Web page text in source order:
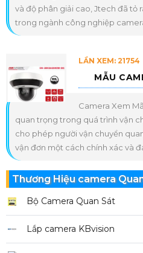
và độ phân giải cao, Jtech đã tỏ
trong ngành công nghiệp
LẦN XEM: 21754
MẪU
Camera Xem
quan trọng trong quá trình vận
cho phép người vận chuyển
vận đơn một cách chính xác và
Thương Hiệu camera
Bộ Camera Quan Sát
Lắp camera KBvision